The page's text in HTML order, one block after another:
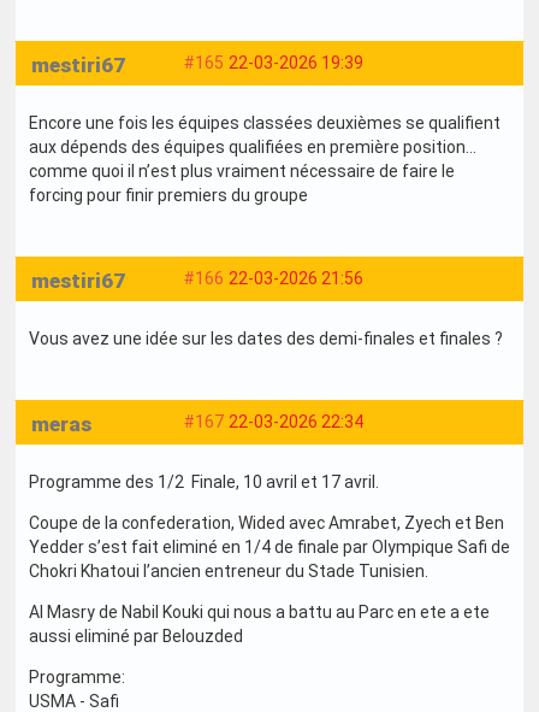
#165 22-03-2026 19:39
mestiri67
Encore une fois les équipes classées deuxièmes se qualifient
aux dépends des équipes qualifiées en première position…
comme quoi il n’est plus vraiment nécessaire de faire le
forcing pour finir premiers du groupe
#166 22-03-2026 21:56
mestiri67
Vous avez une idée sur les dates des demi-finales et finales ?
#167 22-03-2026 22:34
meras
Programme des 1/2 Finale, 10 avril et 17 avril.
Coupe de la confederation, Wided avec Amrabet, Zyech et Ben
Yedder s’est fait eliminé en 1/4 de finale par Olympique Safi de
Chokri Khatoui l’ancien entreneur du Stade Tunisien.
Al Masry de Nabil Kouki qui nous a battu au Parc en ete a ete
aussi eliminé par Belouzded
Programme:
USMA - Safi